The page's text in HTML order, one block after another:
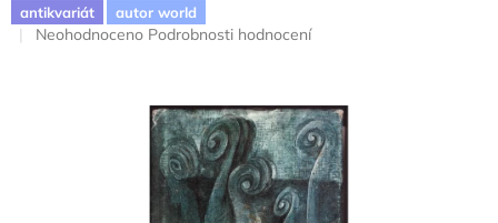
antikvariát autor world
Průměrné
Neohodnoceno Podrobnosti hodnocení